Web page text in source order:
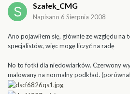
Szałek_CMG
Napisano 6 Sierpnia 2008
Ano pojawiłem się, głównie ze względu na
specjalistów, więc mogę liczyć na radę
No to fotki dla niedowiarków. Czerwony
malowany na normalny podkład.